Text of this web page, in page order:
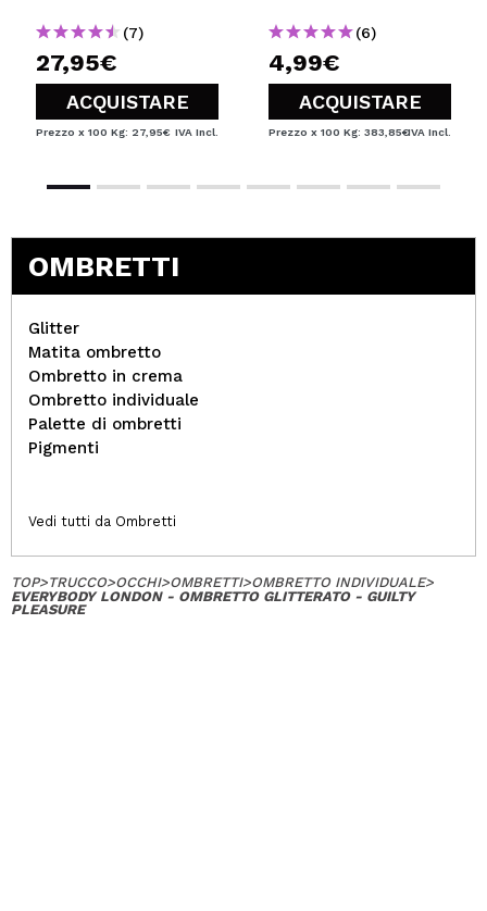
(7)
27,95€
ACQUISTARE
Prezzo x 100 Kg: 27,95€ IVA Incl.
(6)
4,99€
ACQUISTARE
Prezzo x 100 Kg: 383,85€IVA Incl.
OMBRETTI
Glitter
Matita ombretto
Ombretto in crema
Ombretto individuale
Palette di ombretti
Pigmenti
Vedi tutti da Ombretti
TOP>TRUCCO>OCCHI>OMBRETTI>OMBRETTO INDIVIDUALE>
EVERYBODY LONDON - OMBRETTO GLITTERATO - GUILTY
PLEASURE